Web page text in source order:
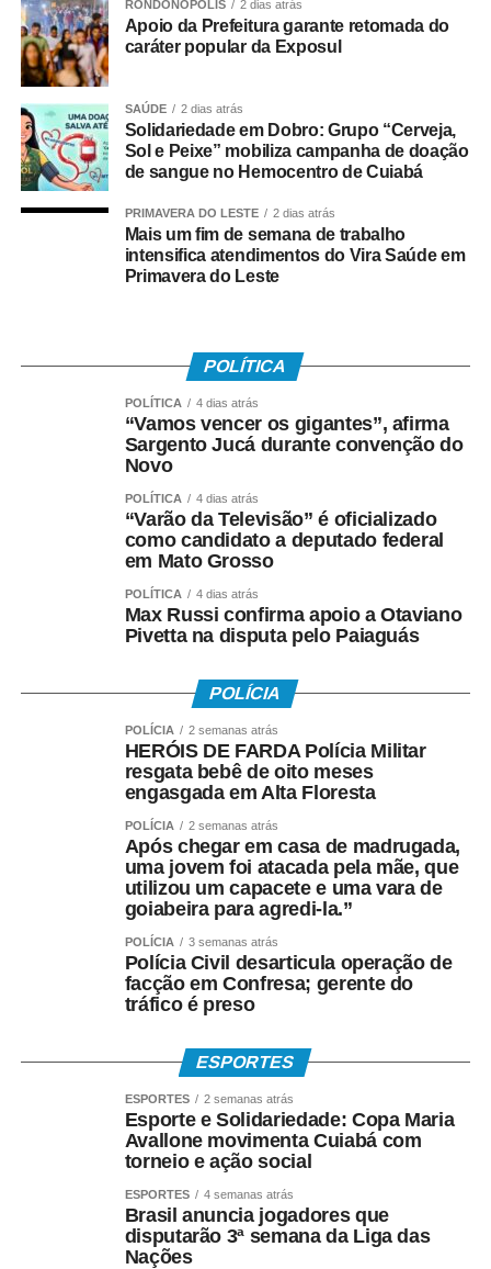
O
velório foi realizado na Segunda Igreja Batista de
Rondonópolis, na
Vila Aurora, e o sepultamento ocorreu na tarde deste
sábado (8) no
Cemitério da Vila Aurora.
COMENTE ABAIXO:
WhatsApp
Facebook
Twitter
Messenger
LinkedIn
Share
RONDONÓPOLIS 2 dias atrás
Apoio da Prefeitura garante retomada do
caráter popular da Exposul
SAÚDE 2 dias atrás
Solidariedade em Dobro: Grupo “Cerveja,
Sol e Peixe” mobiliza campanha de doação
de sangue no Hemocentro de Cuiabá
PRIMAVERA DO LESTE 2 dias atrás
Mais um fim de semana de trabalho
intensifica atendimentos do Vira Saúde em
Primavera do Leste
POLÍTICA
POLÍTICA 4 dias atrás
“Vamos vencer os gigantes”, afirma
Sargento Jucá durante convenção do
Novo
POLÍTICA 4 dias atrás
“Varão da Televisão” é oficializado
como candidato a deputado federal
em Mato Grosso
POLÍTICA 4 dias atrás
Max Russi confirma apoio a Otaviano
Pivetta na disputa pelo Paiaguás
POLÍCIA
POLÍCIA 2 semanas atrás
HERÓIS DE FARDA Polícia Militar
resgata bebê de oito meses
engasgada em Alta Floresta
POLÍCIA 2 semanas atrás
Após chegar em casa de madrugada,
uma jovem foi atacada pela mãe, que
utilizou um capacete e uma vara de
goiabeira para agredi-la.”
POLÍCIA 3 semanas atrás
Polícia Civil desarticula operação de
facção em Confresa; gerente do
tráfico é preso
ESPORTES
ESPORTES 2 semanas atrás
Esporte e Solidariedade: Copa Maria
Avallone movimenta Cuiabá com
torneio e ação social
ESPORTES 4 semanas atrás
Brasil anuncia jogadores que
disputarão 3ª semana da Liga das
Nações